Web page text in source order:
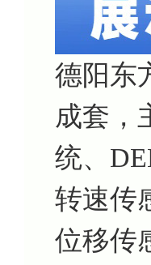
德阳东
成套，
统、
转速传
位移传